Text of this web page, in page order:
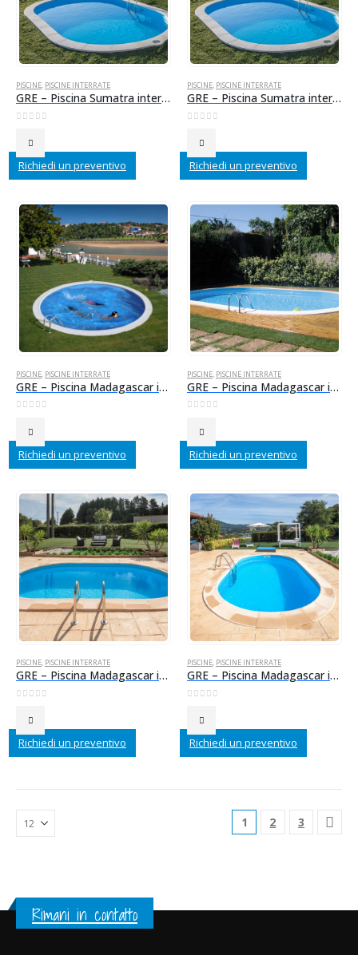
PISCINE, PISCINE INTERRATE
GRE – Piscina Sumatra interrata in acciaio 700x320x120 cm + scala inox + accessori
Richiedi un preventivo
PISCINE, PISCINE INTERRATE
GRE – Piscina Sumatra interrata in acciao 800x400x120 cm + scala inox + accessori
Richiedi un preventivo
PISCINE, PISCINE INTERRATE
GRE – Piscina Madagascar interrata in acciaio 420×150 cm + scala inox + accessori
Richiedi un preventivo
PISCINE, PISCINE INTERRATE
GRE – Piscina Madagascar interrata in acciaio 500x300x150 cm + scala inox + accessori
Richiedi un preventivo
PISCINE, PISCINE INTERRATE
GRE – Piscina Madagascar interrata in acciaio 600x320x150 cm + scala inox + accessori
Richiedi un preventivo
PISCINE, PISCINE INTERRATE
GRE – Piscina Madagascar interrata in acciaio 700x320x150 cm + scala inox + accessori
Richiedi un preventivo
1 2 3
Rimani in contatto